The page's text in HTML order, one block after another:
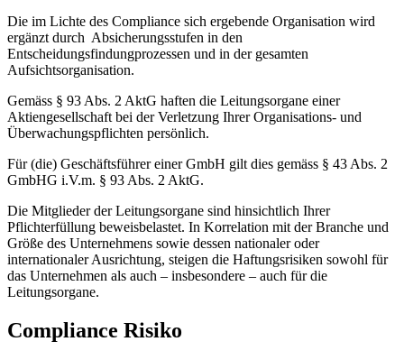
Die im Lichte des Compliance sich ergebende Organisation wird
ergänzt durch Absicherungsstufen in den
Entscheidungsfindungprozessen und in der gesamten
Aufsichtsorganisation.
Gemäss § 93 Abs. 2 AktG haften die Leitungsorgane einer
Aktiengesellschaft bei der Verletzung Ihrer Organisations- und
Überwachungspflichten persönlich.
Für (die) Geschäftsführer einer GmbH gilt dies gemäss § 43 Abs. 2
GmbHG i.V.m. § 93 Abs. 2 AktG.
Die Mitglieder der Leitungsorgane sind hinsichtlich Ihrer
Pflichterfüllung beweisbelastet. In Korrelation mit der Branche und
Größe des Unternehmens sowie dessen nationaler oder
internationaler Ausrichtung, steigen die Haftungsrisiken sowohl für
das Unternehmen als auch – insbesondere – auch für die
Leitungsorgane.
Compliance Risiko